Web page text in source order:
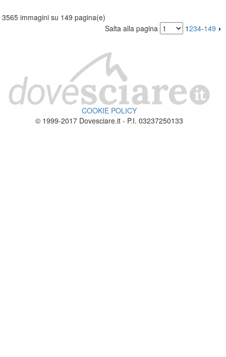
3565 immagini su 149 pagina(e)
Salta alla pagina
1234-149
COOKIE POLICY
© 1999-2017 Dovesciare.it - P.I. 03237250133